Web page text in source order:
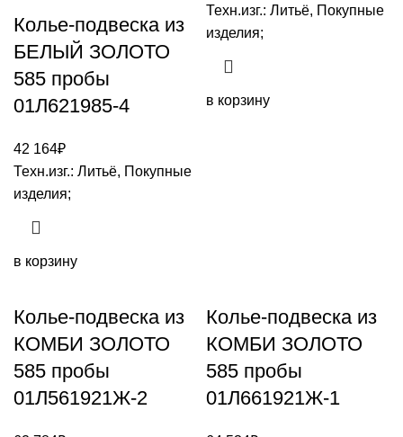
Колье-подвеска из
БЕЛЫЙ ЗОЛОТО
585 пробы
01Л621985-4
42 164₽
Техн.изг.: Литьё, Покупные
изделия;
в корзину
Техн.изг.: Литьё, Покупные
изделия;
в корзину
Колье-подвеска из
КОМБИ ЗОЛОТО
585 пробы
01Л561921Ж-2
Колье-подвеска из
КОМБИ ЗОЛОТО
585 пробы
01Л661921Ж-1